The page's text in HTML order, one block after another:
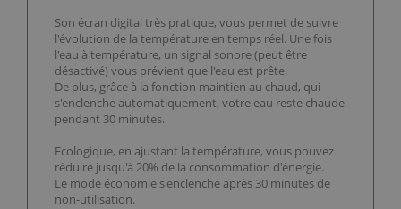
Son écran digital très pratique, vous permet de suivre
l'évolution de la température en temps réel. Une fois
l'eau à température, un signal sonore (peut être
désactivé) vous prévient que l'eau est prête.
De plus, grâce à la fonction maintien au chaud, qui
s'enclenche automatiquement, votre eau reste chaude
pendant 30 minutes.
Ecologique, en ajustant la température, vous pouvez
réduire jusqu'à 20% de la consommation d'énergie.
Le mode économie s'enclenche après 30 minutes de
non-utilisation.